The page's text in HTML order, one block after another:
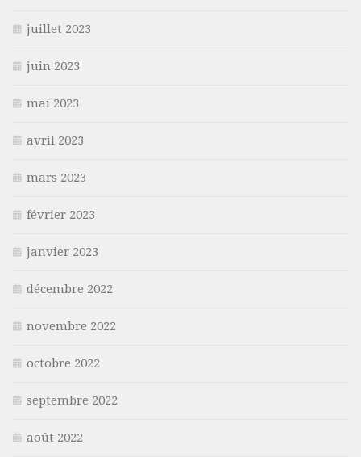
juillet 2023
juin 2023
mai 2023
avril 2023
mars 2023
février 2023
janvier 2023
décembre 2022
novembre 2022
octobre 2022
septembre 2022
août 2022